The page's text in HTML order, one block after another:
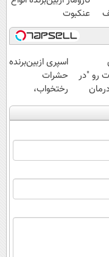
عنکبوت
رو "در
+
اسپری ازبین‌برنده
حشرات
رختخواب،
مناسب برای
مقابله با انواع